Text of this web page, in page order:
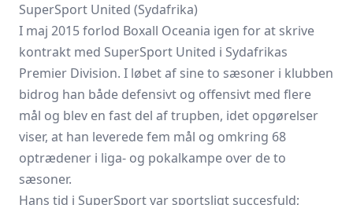
SuperSport United (Sydafrika)
I maj 2015 forlod Boxall Oceania igen for at skrive
kontrakt med SuperSport United i Sydafrikas
Premier Division. I løbet af sine to sæsoner i klubben
bidrog han både defensivt og offensivt med flere
mål og blev en fast del af trupben, idet opgørelser
viser, at han leverede fem mål og omkring 68
optrædener i liga- og pokalkampe over de to
sæsoner.
Hans tid i SuperSport var sportsligt succesfuld;